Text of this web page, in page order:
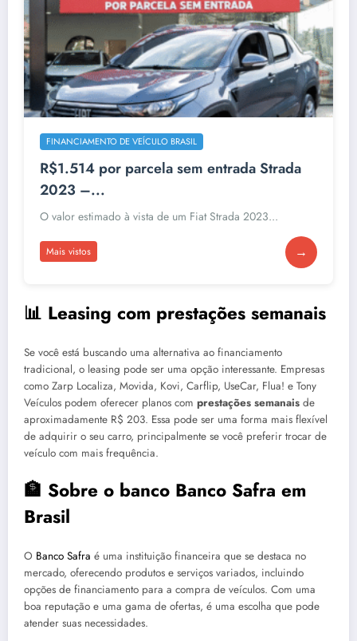
FINANCIAMENTO DE VEÍCULO BRASIL
R$1.514 por parcela sem entrada Strada
2023 –...
O valor estimado à vista de um Fiat Strada 2023...
Mais vistos →
📊 Leasing com prestações semanais
Se você está buscando uma alternativa ao financiamento
tradicional, o leasing pode ser uma opção interessante. Empresas
como Zarp Localiza, Movida, Kovi, Carflip, UseCar, Flua! e Tony
Veículos podem oferecer planos com prestações semanais de
aproximadamente R$ 203. Essa pode ser uma forma mais flexível
de adquirir o seu carro, principalmente se você preferir trocar de
veículo com mais frequência.
🏦 Sobre o banco Banco Safra em
Brasil
O Banco Safra é uma instituição financeira que se destaca no
mercado, oferecendo produtos e serviços variados, incluindo
opções de financiamento para a compra de veículos. Com uma
boa reputação e uma gama de ofertas, é uma escolha que pode
atender suas necessidades.